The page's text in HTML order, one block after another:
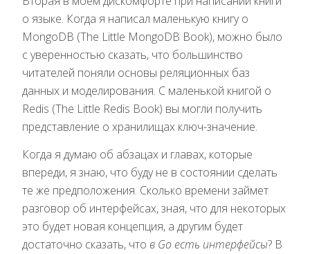
о языке. Когда я написал маленькую книгу о
MongoDB (The Little MongoDB Book), можно было
с уверенностью сказать, что большинство
читателей поняли основы реляционных баз
данных и моделирования. С маленькой книгой о
Redis (The Little Redis Book) вы могли получить
представление о хранилищах ключ-значение.
Когда я думаю об абзацах и главах, которые
впереди, я знаю, что буду не в состоянии сделать
те же предположения. Сколько времени займет
разговор об интерфейсах, зная, что для некоторых
это будет новая концепция, а другим будет
достаточно сказать, что в Go есть интерфейсы? В